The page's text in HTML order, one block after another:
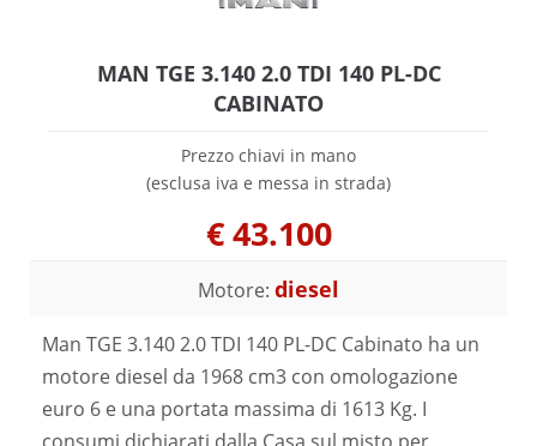
MAN TGE 3.140 2.0 TDI 140 PL-DC
CABINATO
Prezzo chiavi in mano
(esclusa iva e messa in strada)
€43.100
Motore: diesel
Man TGE 3.140 2.0 TDI 140 PL-DC Cabinato ha un
motore diesel da 1968 cm3 con omologazione
euro 6 e una portata massima di 1613 Kg. I